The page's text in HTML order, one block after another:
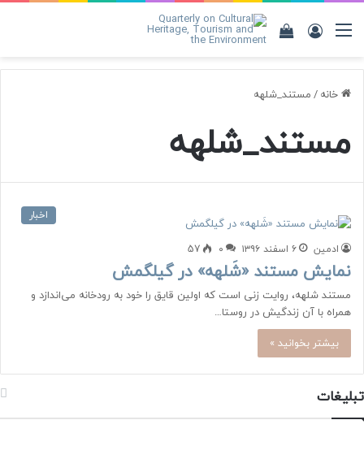
منو ورود
مشاهده
خرید
خانه/مستند_شلهه
مستند_شلهه
اخبار
ادمین
۶ اسفند ۱۳۹۶ ۰ 57
نمایش مستند «شَلهه» در گیلگمش
مستند شلهه، روایت زنی است که اولین قایق را خود به رودخانه می‌اندازد و
همراه با آن زندگیش در روستا…
بیشتر بخوانید »
تبلیغات